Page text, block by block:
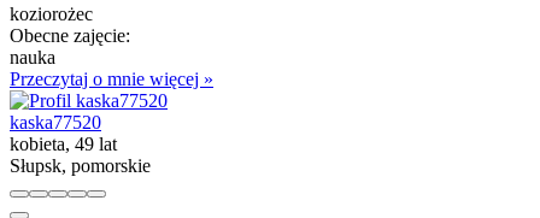
koziorożec
Obecne zajęcie:
nauka
Przeczytaj o mnie więcej »
kaska77520
kobieta, 49 lat
Słupsk, pomorskie